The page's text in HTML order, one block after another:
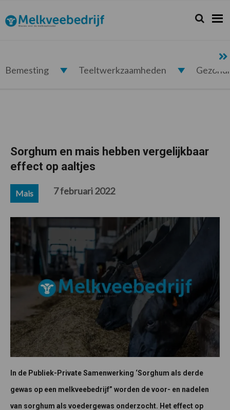
de
hoofdnavigatie
de
hoofd
de
eerste
de
voettekst
Melkveebedrijf.nl Zoeken...
Zoek
Bemesting Teeltwerkzaamheden
Sorghum en mais hebben vergelijkbaar
effect op aaltjes
Mais 7 februari 2022
In de Publiek-Private Samenwerking ‘Sorghum als derde
gewas op een melkveebedrijf” worden de voor- en nadelen
van sorghum als voedergewas onderzocht. Het effect op